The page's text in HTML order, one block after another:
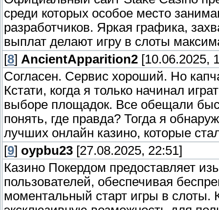
title Запуск QuickTech Pro 5.8 (Тест железа)
find --set-root /grldr
kernel /QuickTech/memdisk
initrd /QuickTech/qtpro580.img
title Запуск Memtest 1.2 (Тест RAM)
kernel (hd0,0)/boot/memtest
title Запуск Kaspersky RescueCD
find --set-root /grldr
kernel /isolinux/rescue root=/dev/ram0
z][0-9] quiet init=/linuxrc
initrd /isolinux/rescue.igz
title Запуск Dr.Web LiveCD (Антивирус)
среди которых особое место
разработчиков. Яркая графика,
выплат делают игру в слоты
[8] AncientApparition2 [10.06.2025,
Согласен. Сервис хороший. Но
Кстати, когда я только начинал
выборе площадок. Все обещали
понять, где правда? Тогда я
лучших онлайн казино, которые
[9] oypbu23 [27.08.2025, 22:51]
Казино Покердом предоставляет
пользователей, обеспечивая
моментальный старт игры в слоты.